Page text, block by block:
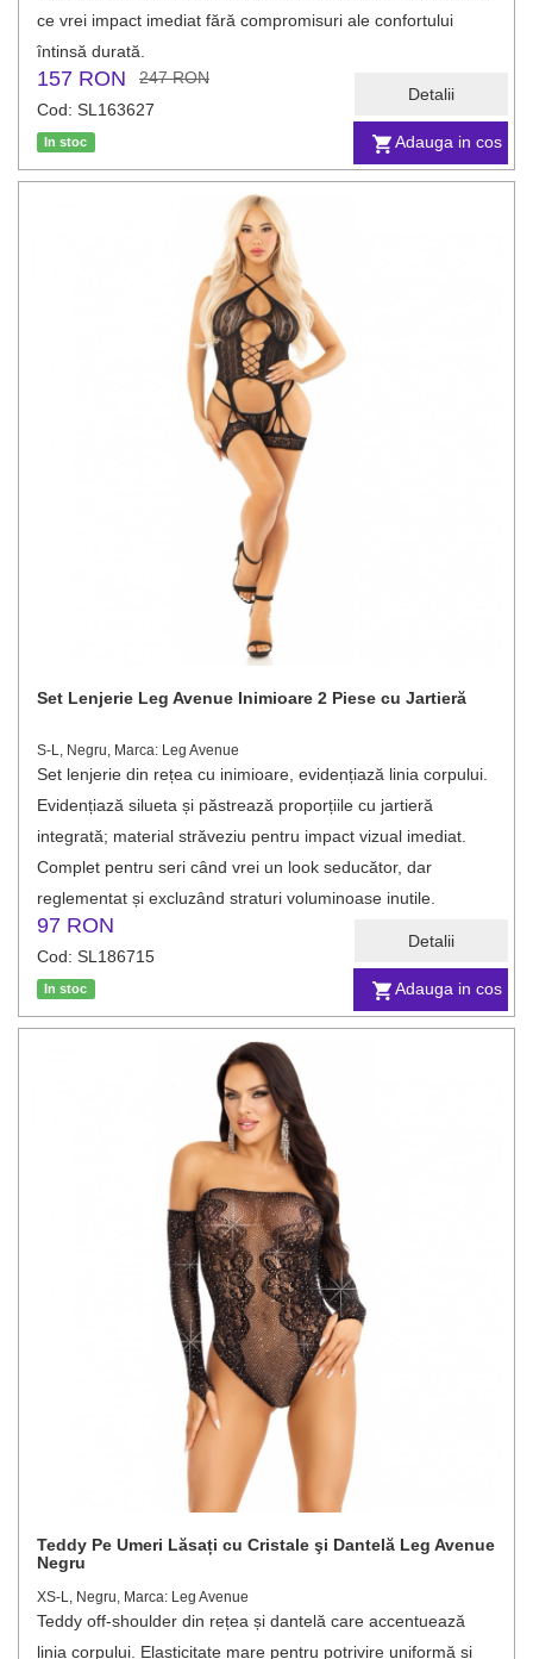
Adauga in cos
Detalii
ce vrei impact imediat fără compromisuri ale confortului
întinsă durată.
157 RON
247 RON
Cod: SL163627
In stoc
Adauga in cos
Detalii
Set Lenjerie Leg Avenue Inimioare 2 Piese cu Jartieră
S-L, Negru, Marca: Leg Avenue
Set lenjerie din rețea cu inimioare, evidențiază linia corpului.
Evidențiază silueta și păstrează proporțiile cu jartieră
integrată; material străveziu pentru impact vizual imediat.
Complet pentru seri când vrei un look seducător, dar
reglementat și excluzând straturi voluminoase inutile.
97 RON
Cod: SL186715
In stoc
Teddy Pe Umeri Lăsați cu Cristale şi Dantelă Leg Avenue
Negru
XS-L, Negru, Marca: Leg Avenue
Teddy off-shoulder din rețea și dantelă care accentuează
linia corpului. Elasticitate mare pentru potrivire uniformă și